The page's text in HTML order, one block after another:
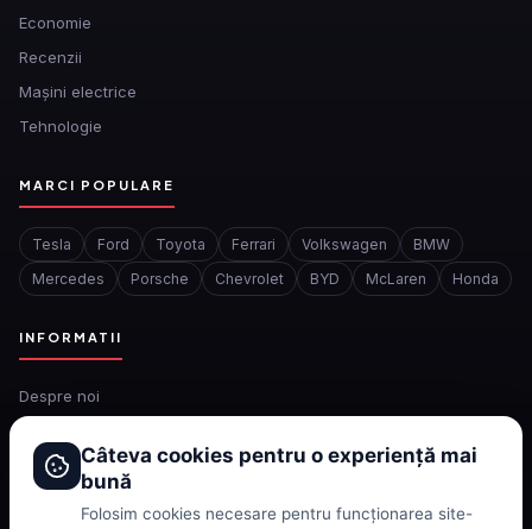
Economie
Recenzii
Mașini electrice
Tehnologie
MARCI POPULARE
Tesla Ford Toyota Ferrari Volkswagen
BMW
Mercedes
Porsche Chevrolet BYD McLaren Honda
INFORMATII
Despre noi
Contact
Câteva cookies pentru o experiență mai
bună
Folosim cookies necesare pentru funcționarea site-